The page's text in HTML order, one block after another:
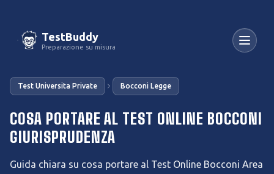
TestBuddy
Preparazione su misura
Test Universita Private Bocconi Legge
COSA PORTARE AL TEST ONLINE BOCCONI
GIURISPRUDENZA
Guida chiara su cosa portare al Test Online Bocconi Area